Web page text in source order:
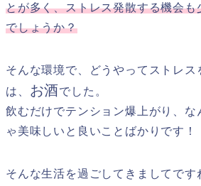
とが多く、ストレス発散する機会
でしょうか？
そんな環境で、どうやってストレ
は、
お酒でした。
飲むだけでテンション爆上がり、
ゃ美味しいと良いことばかりです！
そんな生活を過ごしてきましてで